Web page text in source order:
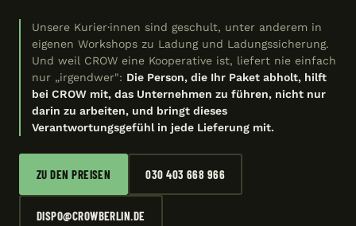
Unsere Kurier·innen sind geschult, unter anderem in
eigenen Workshops zu Ladung und Ladungssicherung.
Und weil CROW eine Kooperative ist, liefert nie einfach
nur „irgendwer": Die Person, die Ihr Paket abholt, hilft
bei CROW mit, das Unternehmen zu führen, nicht nur
darin zu arbeiten, und bringt dieses
Verantwortungsgefühl in jede Lieferung mit.
ZU DEN PREISEN 030 403 668 966
DISPO@CROWBERLIN.DE